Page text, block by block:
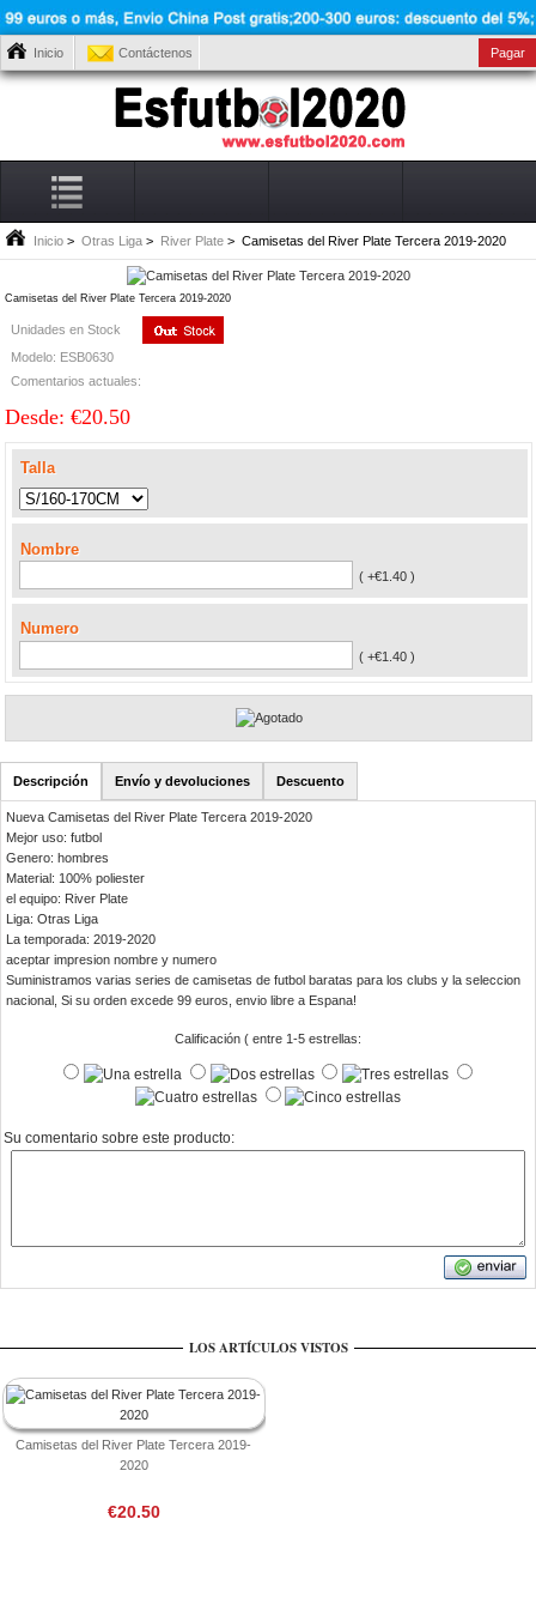
Inicio Contáctenos Pagar
Inicio > Otras Liga > River Plate > Camisetas del River Plate Tercera 2019-2020
Camisetas del River Plate Tercera 2019-2020
Unidades en Stock
Modelo: ESB0630
Comentarios actuales:
Desde: €20.50
Talla
Nombre
( +€1.40 )
Numero
( +€1.40 )
Descripción Envío y devoluciones Descuento
Nueva Camisetas del River Plate Tercera 2019-2020
Mejor uso: futbol
Genero: hombres
Material: 100% poliester
el equipo: River Plate
Liga: Otras Liga
La temporada: 2019-2020
aceptar impresion nombre y numero
Suministramos varias series de camisetas de futbol baratas para los clubs y la seleccion
nacional, Si su orden excede 99 euros, envio libre a Espana!
Calificación ( entre 1-5 estrellas:
Su comentario sobre este producto:
LOS ARTÍCULOS VISTOS
Camisetas del River Plate Tercera 2019-
2020
€20.50